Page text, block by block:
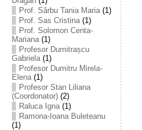
Prof. Sârbu Tania Maria(1)
Prof. Sas Cristina(1)
Prof. Solomon Centa-
Mariana(1)
Profesor Dumitrașcu
Gabriela(1)
Profesor Dumitru Mirela-
Elena(1)
Profesor Stan Liliana
(Coordonator)(2)
Raluca Igna(1)
Ramona-Ioana Buleteanu
(1)